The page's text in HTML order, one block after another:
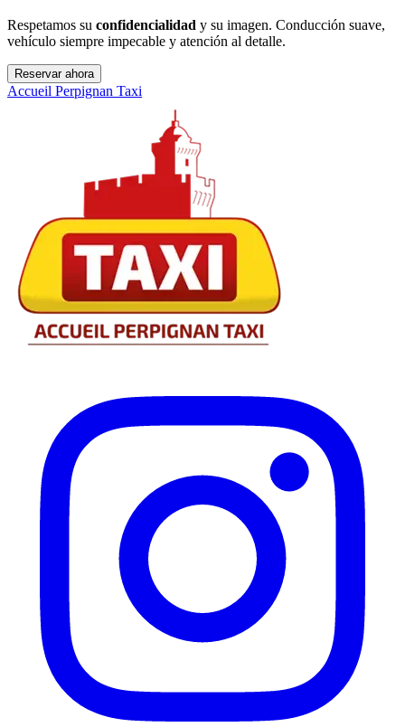
Respetamos su confidencialidad y su imagen. Conducción suave,
vehículo siempre impecable y atención al detalle.
Reservar ahora
Accueil Perpignan Taxi